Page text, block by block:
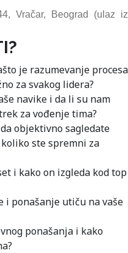
Vračar, Beograd (ulaz iz
je razumevanje procesa
za svakog lidera?
navike i da li su nam
za vođenje tima?
objektivno sagledate
ste spremni za
i kako on izgleda kod top
i ponašanje utiču na vaše
ponašanja i kako